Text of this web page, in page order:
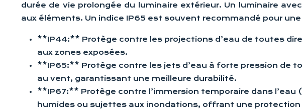
durée de vie prolongée du luminaire extérieur. Un luminaire
aux éléments. Un indice IP65 est souvent recommandé pour
**IP44:** Protège contre les projections d’eau de toutes
aux zones exposées.
**IP65:** Protège contre les jets d’eau à forte pression de
au vent, garantissant une meilleure durabilité.
**IP67:** Protège contre l’immersion temporaire dans
humides ou sujettes aux inondations, offrant une protection